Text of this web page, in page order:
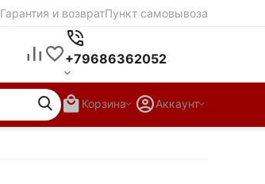
Гарантия и возвратПункт самовывоза
+79686362052
Корзина Аккаунт